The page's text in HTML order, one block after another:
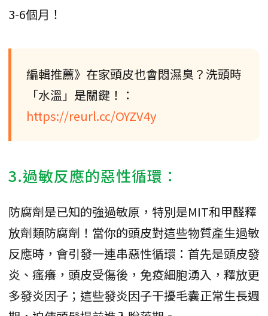
3-6個月！
編輯推薦》在家頭皮也會悶濕臭？洗頭時
「水溫」是關鍵！：
https://reurl.cc/OYZV4y
3.過敏反應的惡性循環：
防腐劑是已知的強過敏原，特別是MIT和甲醛釋
放劑類防腐劑！當你的頭皮對這些物質產生過敏
反應時，會引發一連串惡性循環：首先是頭皮發
炎、瘙癢，頭皮受傷後，免疫細胞湧入，釋放更
多發炎因子；這些發炎因子干擾毛囊正常生長週